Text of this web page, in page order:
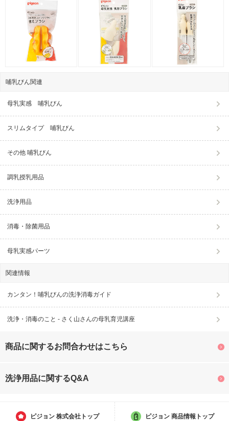
哺乳びん関連
母乳実感 哺乳びん
スリムタイプ 哺乳びん
その他 哺乳びん
調乳授乳用品
洗浄用品
消毒・除菌用品
母乳実感パーツ
関連情報
カンタン！哺乳びんの洗浄消毒ガイド
洗浄・消毒のこと - さく山さんの母乳育児講座
商品に関するお問合わせはこちら
洗浄用品に関するQ&A
ピジョン 株式会社トップ ピジョン 商品情報トップ